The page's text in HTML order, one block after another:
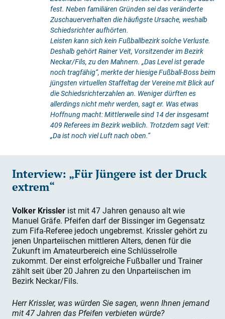
fest. Neben familiären Gründen sei das veränderte
Zuschauerverhalten die häufigste Ursache, weshalb
Schiedsrichter aufhörten.
Leisten kann sich kein Fußballbezirk solche Verluste.
Deshalb gehört Rainer Veit, Vorsitzender im Bezirk
Neckar/Fils, zu den Mahnern. „Das Level ist gerade
noch tragfähig“, merkte der hiesige Fußball-Boss beim
jüngsten virtuellen Staffeltag der Vereine mit Blick auf
die Schiedsrichterzahlen an. Weniger dürften es
allerdings nicht mehr werden, sagt er. Was etwas
Hoffnung macht: Mittlerweile sind 14 der insgesamt
409 Referees im Bezirk weiblich. Trotzdem sagt Veit:
„Da ist noch viel Luft nach oben.“
Interview: „Für Jüngere ist der Druck
extrem“
Volker Krissler ist mit 47 Jahren genauso alt wie
Manuel Gräfe. Pfeifen darf der Bissinger im Gegensatz
zum Fifa-Referee jedoch ungebremst. Krissler gehört zu
jenen Unparteiischen mittleren Alters, denen für die
Zukunft im Amateurbereich eine Schlüsselrolle
zukommt. Der einst erfolgreiche Fußballer und Trainer
zählt seit über 20 Jahren zu den Unparteiischen im
Bezirk Neckar/Fils.
Herr Krissler, was würden Sie sagen, wenn Ihnen jemand
mit 47 Jahren das Pfeifen verbieten würde?